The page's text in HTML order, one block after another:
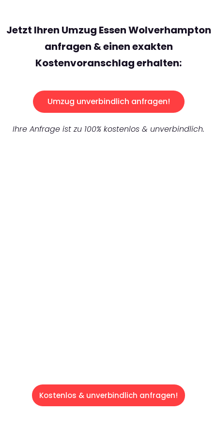
Jetzt Ihren Umzug Essen Wolverhampton
anfragen & einen exakten
Kostenvoranschlag erhalten:
Umzug unverbindlich anfragen!
Ihre Anfrage ist zu 100% kostenlos & unverbindlich.
Kostenlos & unverbindlich anfragen!